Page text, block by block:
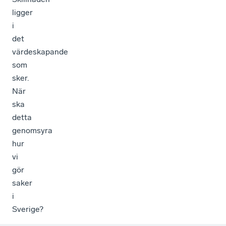
ligger
i
det
värdeskapande
som
sker.
När
ska
detta
genomsyra
hur
vi
gör
saker
i
Sverige?